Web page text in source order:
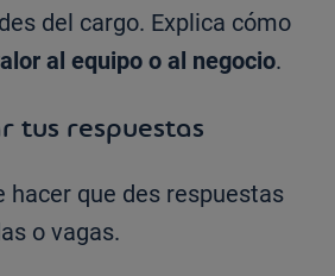
del cargo. Explica cómo
al equipo o al negocio.
tus respuestas
hacer que des respuestas
o vagas.